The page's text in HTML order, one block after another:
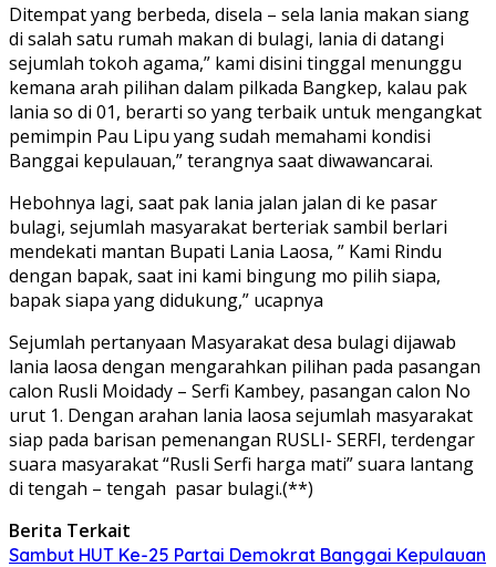
Ditempat yang berbeda, disela – sela lania makan siang
di salah satu rumah makan di bulagi, lania di datangi
sejumlah tokoh agama,” kami disini tinggal menunggu
kemana arah pilihan dalam pilkada Bangkep, kalau pak
lania so di 01, berarti so yang terbaik untuk mengangkat
pemimpin Pau Lipu yang sudah memahami kondisi
Banggai kepulauan,” terangnya saat diwawancarai.
Hebohnya lagi, saat pak lania jalan jalan di ke pasar
bulagi, sejumlah masyarakat berteriak sambil berlari
mendekati mantan Bupati Lania Laosa, ” Kami Rindu
dengan bapak, saat ini kami bingung mo pilih siapa,
bapak siapa yang didukung,” ucapnya
Sejumlah pertanyaan Masyarakat desa bulagi dijawab
lania laosa dengan mengarahkan pilihan pada pasangan
calon Rusli Moidady – Serfi Kambey, pasangan calon No
urut 1. Dengan arahan lania laosa sejumlah masyarakat
siap pada barisan pemenangan RUSLI- SERFI, terdengar
suara masyarakat “Rusli Serfi harga mati” suara lantang
di tengah – tengah pasar bulagi.(**)
Berita Terkait
Sambut HUT Ke-25 Partai Demokrat Banggai Kepulauan